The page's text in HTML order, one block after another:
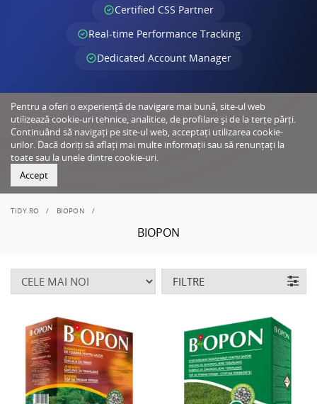
Certified CSS Partner
Real-time Performance Tracking
Dedicated Account Manager
Pentru a oferi o experiență de navigare mai bună, site-ul web
utilizează cookie-uri tehnice, analitice, de profilare și de la terțe părți.
Continuând să navigați pe site-ul web, acceptați utilizarea cookie-
urilor. Dacă doriți să aflați mai multe informații sau să renunțați la
toate sau la unele dintre cookie-uri.
Accept
TIDY.RO BIOPON
BIOPON
FILTRE